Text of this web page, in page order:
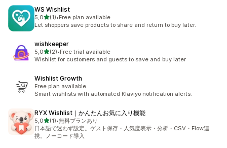
WS Wishlist
5,0av 5 stjerner
(1)
Totalt 1 omtaler
•Free plan available
Let shoppers save products to share and return to buy later.
wishkeeper
5,0av 5 stjerner
(2)
Totalt 2 omtaler
•Free trial available
Wishlist for customers and guests to save and buy later
Wishlist Growth
Free plan available
Smart wishlists with automated Klaviyo notification alerts.
RYX Wishlist｜かんたんお気に入り機能
5,0av 5 stjerner
(1)
Totalt 1 omtaler
•無料プランあり
日本語で迷わず設定。ゲスト保存・人気度表示・分析・CSV・Flow連
携。ノーコード導入